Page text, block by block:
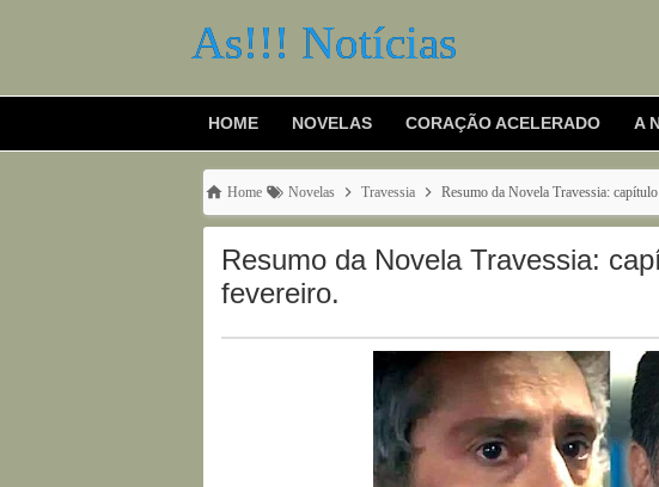
As!!! Notícias
HOME NOVELAS CORAÇÃO ACELERADO A
Home Novelas Travessia Resumo da Novela Travessia:
Resumo da Novela Travessia:
fevereiro.